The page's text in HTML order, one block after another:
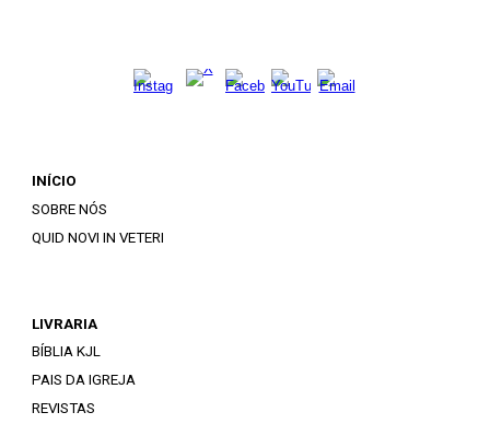
INÍCIO
SOBRE NÓS
QUID NOVI IN VETERI
LIVRARIA
BÍBLIA KJL
PAIS DA IGREJA
REVISTAS